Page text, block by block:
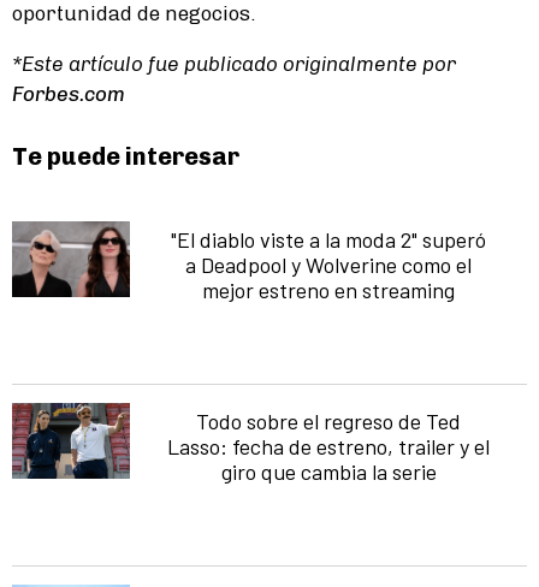
oportunidad de negocios.
*Este artículo fue publicado originalmente por
Forbes.com
Te puede interesar
"El diablo viste a la moda 2" superó
a Deadpool y Wolverine como el
mejor estreno en streaming
Todo sobre el regreso de Ted
Lasso: fecha de estreno, trailer y el
giro que cambia la serie